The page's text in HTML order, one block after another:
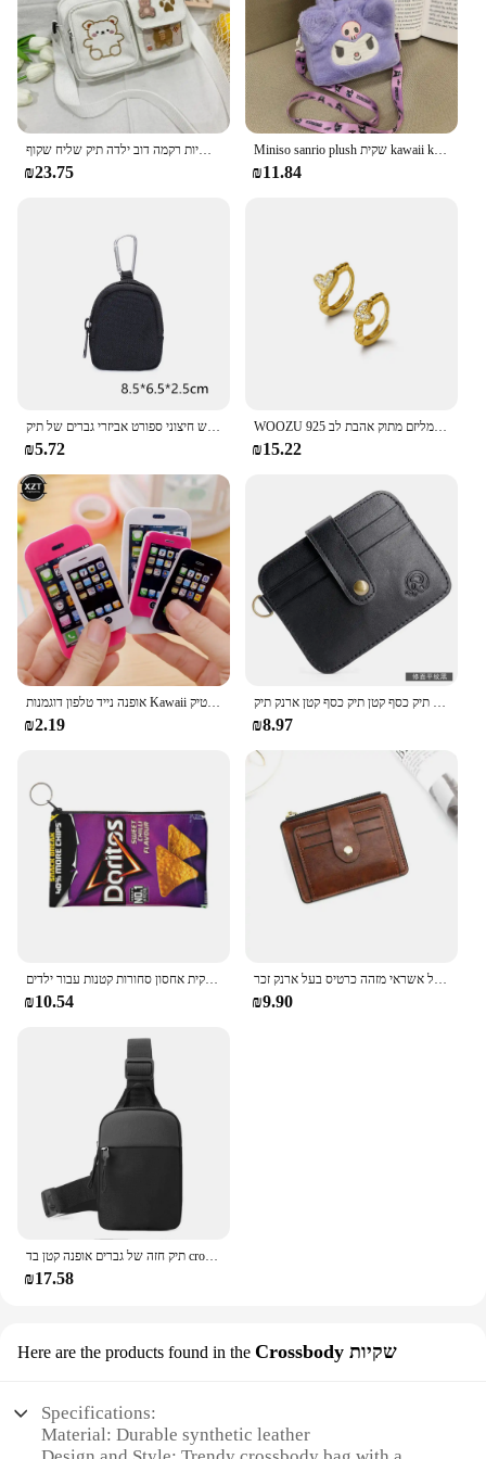
₪23.75
Miniso sanrio plush שקית kawaii kuromi cinnamoroll מלודיה קריקטורה אנימה תיק קרובת תיק אחסון
₪11.84
₪5.72
WOOZU 925 סטרלינג כסף תוספות מינימליזם מתוק אהבת לב CZ זירקון עגילי חישוק לנשים ילדה קטן אוזן אבזם תכשיטים מתנה
₪15.22
אופנה נייד טלפון דוגמנות Kawaii מחק תלמיד כתיבה יצירתית מתנה קטנה ילד ילדה בית ספר ציוד לילדים מסטיק
₪2.19
גברים ארנק עור אמיתי רזה ארנק קטן תיק כסף מיני תיק כסף קטן תיק כסף קטן ארנק תיק
₪8.97
ארנק מטבע צ 'יפס יוניסקס, ארנק מטבע קטן עבור נשים קוסמטיקה, שקית אחסון סחורות קטנות עבור ילדים
₪10.54
יוקרה קטן גברים של אשראי מזהה כרטיס בעל ארנק זכר Slim עור ארנק עם מטבע כיס מותג מעצב ארנק עבור גברים נשים
₪9.90
תיק חזה של גברים אופנה קטן בד crossbody תיקים לגבר מיני בד sling ספורט לחצות טלפון זכר
₪17.58
Here are the products found in the Crossbody שקיות
Specifications:
Material: Durable synthetic leather